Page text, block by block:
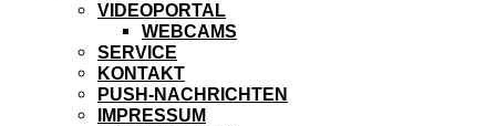
VIDEOPORTAL
WEBCAMS
SERVICE
KONTAKT
PUSH-NACHRICHTEN
IMPRESSUM